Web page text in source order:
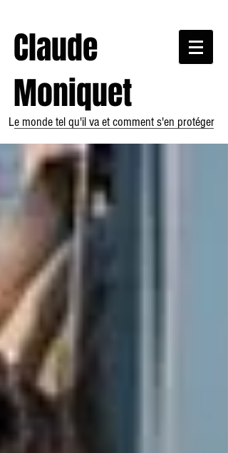
Claude
Moniquet
Le monde tel qu'il va et comment s'en protéger